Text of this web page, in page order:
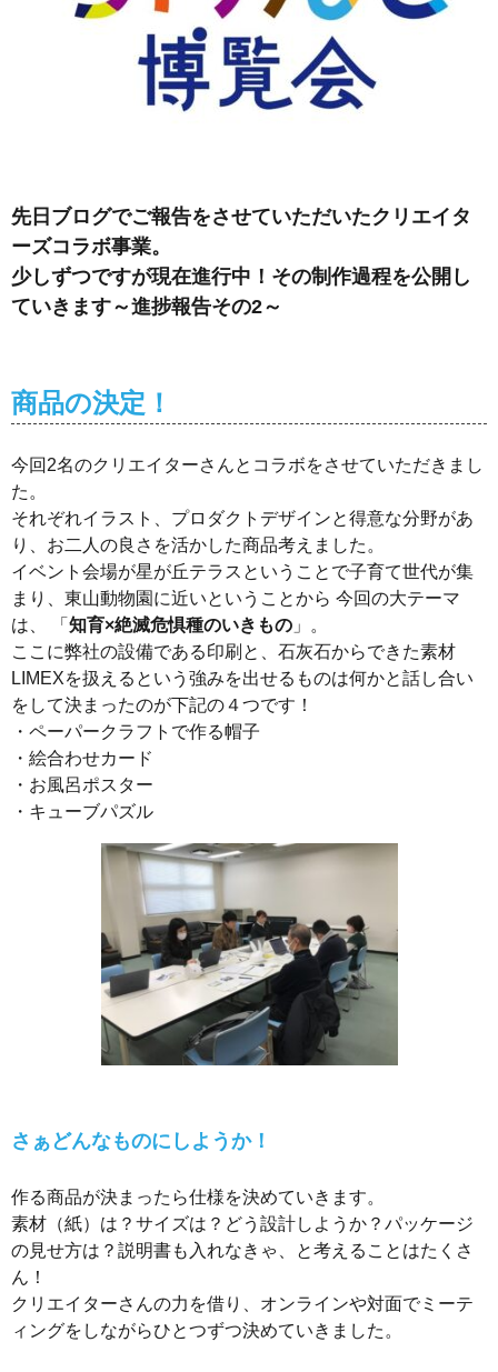
先日ブログでご報告をさせていただいたクリエイタ
ーズコラボ事業。
少しずつですが現在進行中！その制作過程を公開し
ていきます～進捗報告その2～
商品の決定！
今回2名のクリエイターさんとコラボをさせていただきまし
た。
それぞれイラスト、プロダクトデザインと得意な分野があ
り、お二人の良さを活かした商品考えました。
イベント会場が星が丘テラスということで子育て世代が集
まり、東山動物園に近いということから 今回の大テーマ
は、 「 知育×絶滅危惧種のいきもの 」。
ここに弊社の設備である印刷と、石灰石からできた素材
LIMEXを扱えるという強みを出せるものは何かと話し合い
をして決まったのが下記の４つです！
・ペーパークラフトで作る帽子
・絵合わせカード
・お風呂ポスター
・キューブパズル
さぁどんなものにしようか！
作る商品が決まったら仕様を決めていきます。
素材（紙）は？サイズは？どう設計しようか？パッケージ
の見せ方は？説明書も入れなきゃ、と考えることはたくさ
ん！
クリエイターさんの力を借り、オンラインや対面でミーテ
ィングをしながらひとつずつ決めていきました。